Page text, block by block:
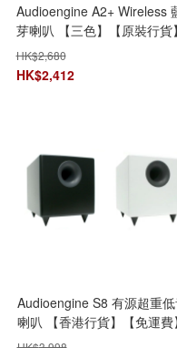
Audioengine A2+ Wireless
芽喇叭 【三色】【原裝行貨】
【+贈送1件Astrotec S80 鈹單
元真無線藍芽耳機】【免運費
HK$2,680
HK$2,412
Audioengine S8 有源超重
喇叭 【香港行貨】【免運費